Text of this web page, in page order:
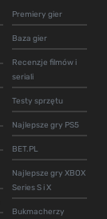
Premiery gier
Baza gier
Recenzje filmów i
seriali
Testy sprzętu
Najlepsze gry PS5
BET.PL
Najlepsze gry XBOX
Series S i X
Bukmacherzy